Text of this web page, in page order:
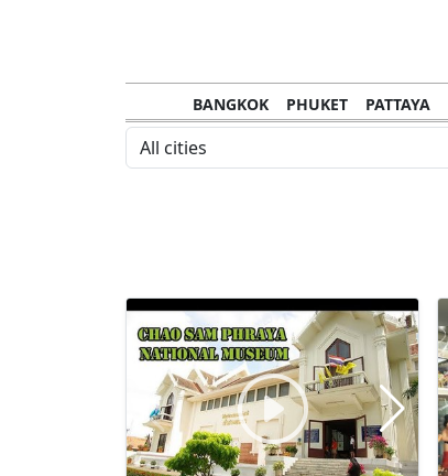
BANGKOK PHUKET PATTAYA
All cities